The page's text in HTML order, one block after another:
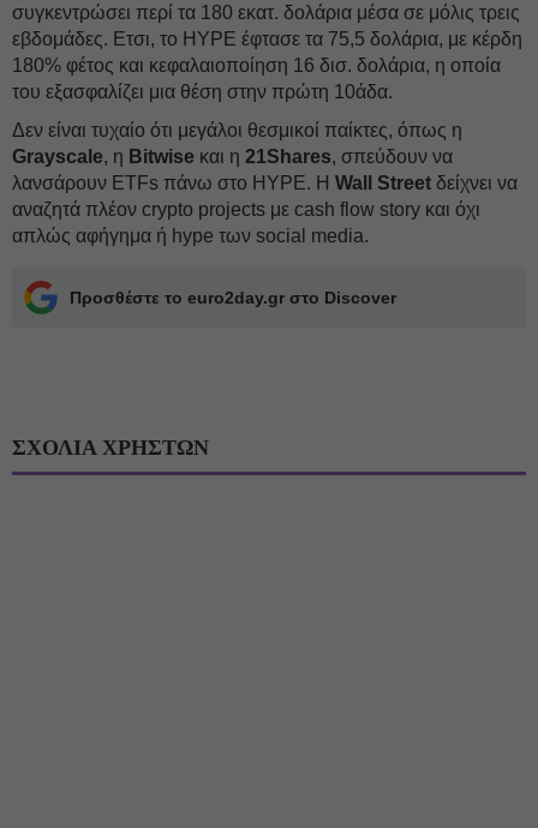
συγκεντρώσει περί τα 180 εκατ. δολάρια μέσα σε μόλις τρεις
εβδομάδες. Ετσι, το HYPE έφτασε τα 75,5 δολάρια, με κέρδη
180% φέτος και κεφαλαιοποίηση 16 δισ. δολάρια, η οποία
του εξασφαλίζει μια θέση στην πρώτη 10άδα.
Δεν είναι τυχαίο ότι μεγάλοι θεσμικοί παίκτες, όπως η
Grayscale, η Bitwise και η 21Shares, σπεύδουν να
λανσάρουν ETFs πάνω στο HYPE. Η Wall Street δείχνει να
αναζητά πλέον crypto projects με cash flow story και όχι
απλώς αφήγημα ή hype των social media.
Προσθέστε το euro2day.gr στο Discover
ΣΧΟΛΙΑ ΧΡΗΣΤΩΝ